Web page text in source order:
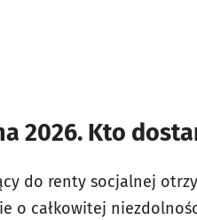
2026. Kto
do renty socjalnej
o całkowitej